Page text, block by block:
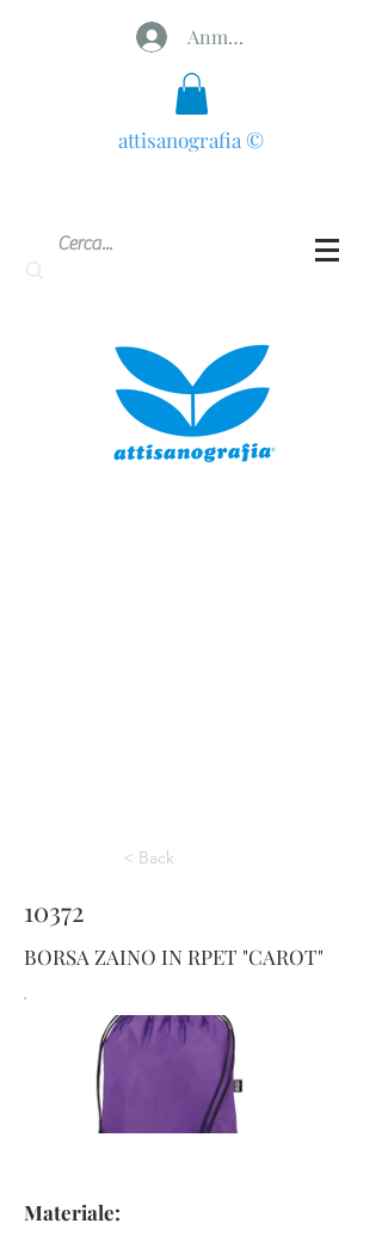
Anmelden
attisanografia ©
< Back
10372
BORSA ZAINO IN RPET "CAROT"
Materiale: